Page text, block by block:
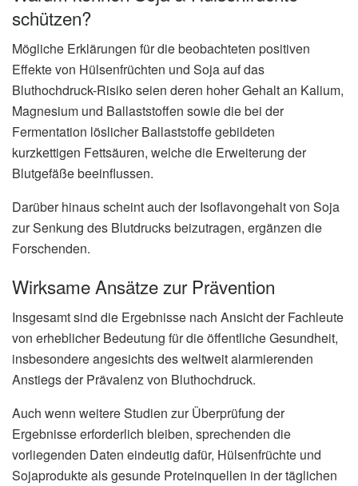
schützen?
Mögliche Erklärungen für die beobachteten positiven
Effekte von Hülsenfrüchten und Soja auf das
Bluthochdruck-Risiko seien deren hoher Gehalt an Kalium,
Magnesium und Ballaststoffen sowie die bei der
Fermentation löslicher Ballaststoffe gebildeten
kurzkettigen Fettsäuren, welche die Erweiterung der
Blutgefäße beeinflussen.
Darüber hinaus scheint auch der Isoflavongehalt von Soja
zur Senkung des Blutdrucks beizutragen, ergänzen die
Forschenden.
Wirksame Ansätze zur Prävention
Insgesamt sind die Ergebnisse nach Ansicht der Fachleute
von erheblicher Bedeutung für die öffentliche Gesundheit,
insbesondere angesichts des weltweit alarmierenden
Anstiegs der Prävalenz von Bluthochdruck.
Auch wenn weitere Studien zur Überprüfung der
Ergebnisse erforderlich bleiben, sprechenden die
vorliegenden Daten eindeutig dafür, Hülsenfrüchte und
Sojaprodukte als gesunde Proteinquellen in der täglichen